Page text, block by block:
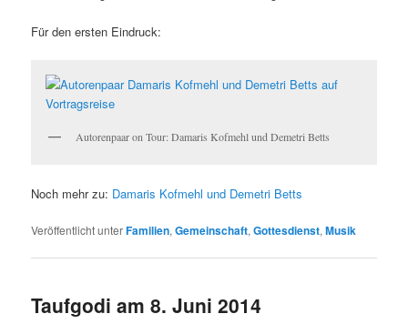
Für den ersten Eindruck:
Autorenpaar on Tour: Damaris Kofmehl und Demetri Betts
Noch mehr zu: Damaris Kofmehl und Demetri Betts
Veröffentlicht unterFamilien,Gemeinschaft,Gottesdienst,Musik
Taufgodi am 8. Juni 2014